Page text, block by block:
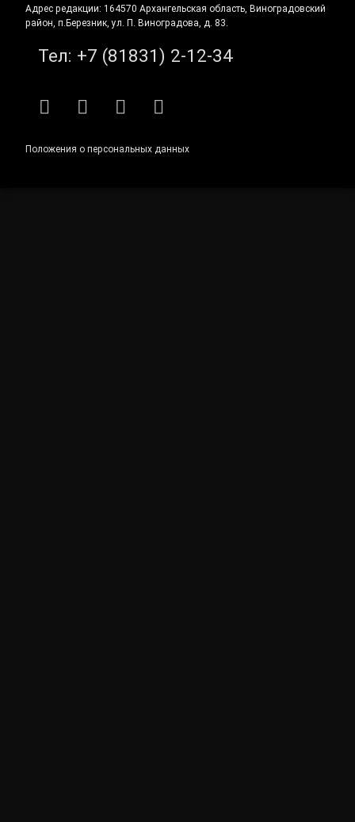
Адрес редакции: 164570 Архангельская область, Виноградовский
район, п.Березник, ул. П. Виноградова, д. 83.
Тел: +7 (81831) 2-12-34
RSS E-mailВКонтакте
Telegram
Положения о персональных данных